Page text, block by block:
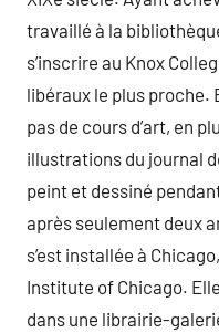
travaillé à la
s’inscrire au Knox
libéraux le plus proche.
pas de cours d’art, en
illustrations du journal
peint et dessiné
après seulement deux
s’est installée à
Institute of Chicago.
dans une librairie-